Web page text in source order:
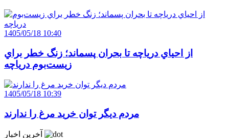
1405/05/18 10:40
از احياي درياچه تا بحران پسماند؛ زنگ خطر براي
زيست‌بوم درياچه
1405/05/18 10:39
مردم ديگر توان خريد مرغ را ندارند